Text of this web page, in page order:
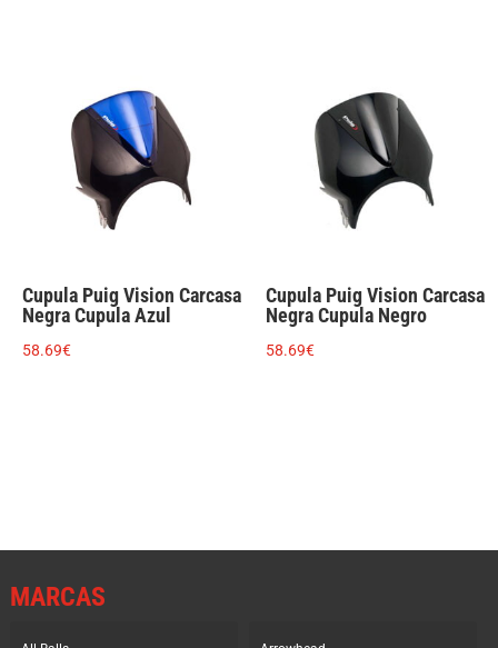
Cupula Puig Vision Carcasa
Negra Cupula Azul
58.69€
Cupula Puig Vision Carcasa
Negra Cupula Negro
58.69€
MARCAS